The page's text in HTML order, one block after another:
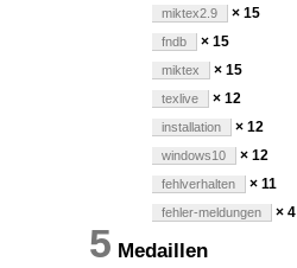
miktex2.9 × 15
fndb × 15
miktex × 15
texlive × 12
installation × 12
windows10 × 12
fehlverhalten × 11
fehler-meldungen × 4
5 Medaillen